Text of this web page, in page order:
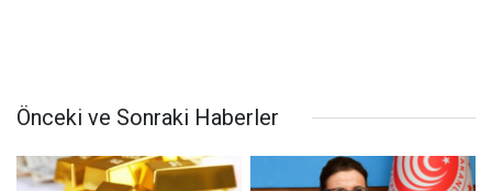
Önceki ve Sonraki Haberler